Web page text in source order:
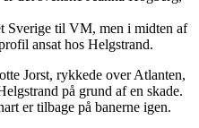
Sverige til VM, men i midten af
ansat hos Helgstrand.
Jorst, rykkede over Atlanten,
på grund af en skade.
er tilbage på banerne igen.